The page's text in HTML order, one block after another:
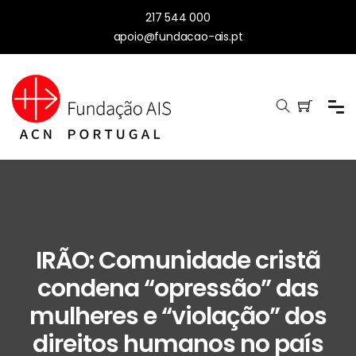
217 544 000
apoio@fundacao-ais.pt
IRÃO: Comunidade cristã
condena “opressão” das
mulheres e “violação” dos
direitos humanos no país